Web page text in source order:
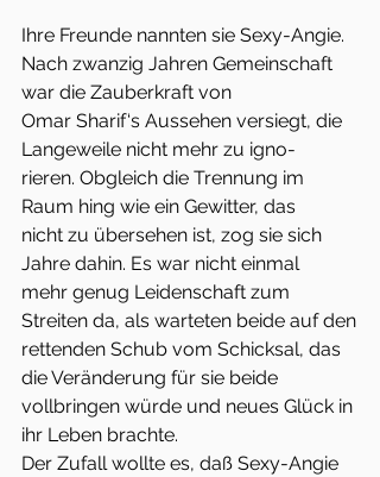
Ihre Freunde nannten sie Sexy-Angie.
Nach zwanzig Jahren Gemeinschaft
war die Zauberkraft von
Omar Sharif‘s Aussehen versiegt, die
Langeweile nicht mehr zu igno-
rieren. Obgleich die Trennung im
Raum hing wie ein Gewitter, das
nicht zu übersehen ist, zog sie sich
Jahre dahin. Es war nicht einmal
mehr genug Leidenschaft zum
Streiten da, als warteten beide auf den
rettenden Schub vom Schicksal, das
die Veränderung für sie beide
vollbringen würde und neues Glück in
ihr Leben brachte.
Der Zufall wollte es, daß Sexy-Angie